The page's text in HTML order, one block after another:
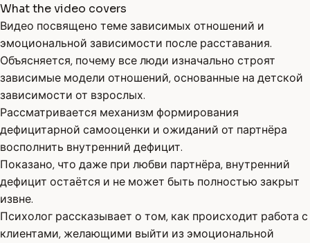
What the video covers
Видео посвящено теме зависимых отношений и
эмоциональной зависимости после расставания.
Объясняется, почему все люди изначально строят
зависимые модели отношений, основанные на детской
зависимости от взрослых.
Рассматривается механизм формирования
дефицитарной самооценки и ожиданий от партнёра
восполнить внутренний дефицит.
Показано, что даже при любви партнёра, внутренний
дефицит остаётся и не может быть полностью закрыт
извне.
Психолог рассказывает о том, как происходит работа с
клиентами, желающими выйти из эмоциональной